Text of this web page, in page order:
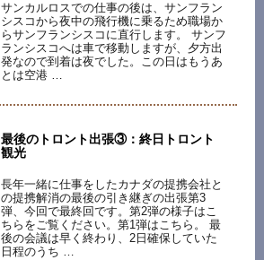
サンカルロスでの仕事の後は、サンフラン
シスコから夜中の飛行機に乗るため職場か
らサンフランシスコに直行します。 サンフ
ランシスコへは車で移動しますが、夕方出
発なので到着は夜でした。この日はもうあ
とは空港 …
最後のトロント出張③：終日トロント
観光
長年一緒に仕事をしたカナダの提携会社と
の提携解消の最後の引き継ぎの出張第3
弾、今回で最終回です。第2弾の様子はこ
ちらをご覧ください。第1弾はこちら。 最
後の会議は早く終わり、2日確保していた
日程のうち …